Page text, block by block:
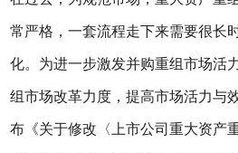
常严格，一套流程走下来需要很长
化。为进一步激发并购重组市场活
组市场改革力度，提高市场活力与
布《关于修改〈上市公司重大资产